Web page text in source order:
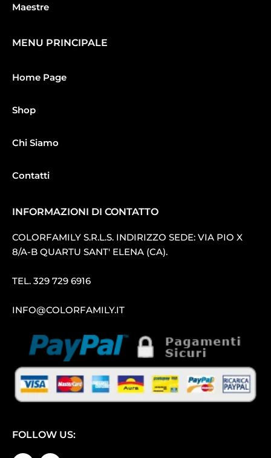
Maestre
MENU PRINCIPALE
Home Page
Shop
Chi Siamo
Contatti
INFORMAZIONI DI CONTATTO
COLORFAMILY S.R.L.S. INDIRIZZO SEDE: VIA PIO X
8/A-B QUARTU SANT′ ELENA (CA).
TEL. 329 729 6916
INFO@COLORFAMILY.IT
FOLLOW US: